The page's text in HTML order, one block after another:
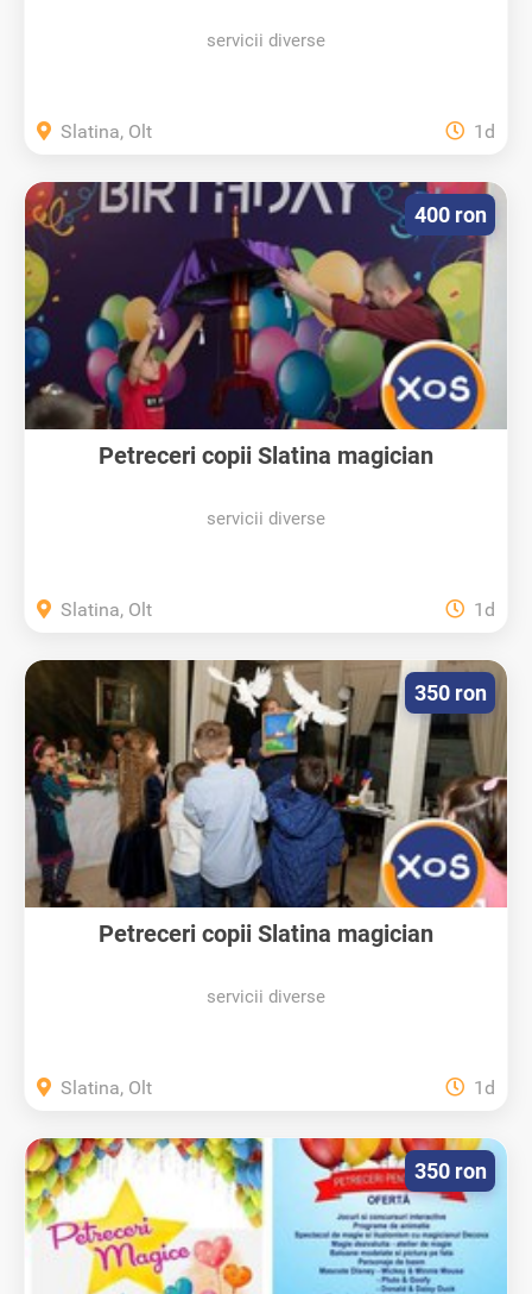
servicii diverse
Slatina, Olt 1d
Petreceri copii Slatina magician
servicii diverse
400 ron
Slatina, Olt 1d
Petreceri copii Slatina magician
servicii diverse
350 ron
Slatina, Olt 1d
350 ron